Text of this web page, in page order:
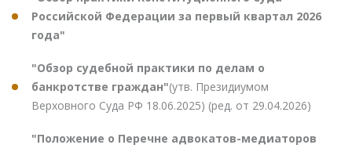
Российской Федерации за первый квартал 2026
года"
"Обзор судебной практики по делам о
банкротстве граждан"(утв. Президиумом
Верховного Суда РФ 18.06.2025) (ред. от 29.04.2026)
"Положение о Перечне адвокатов-медиаторов